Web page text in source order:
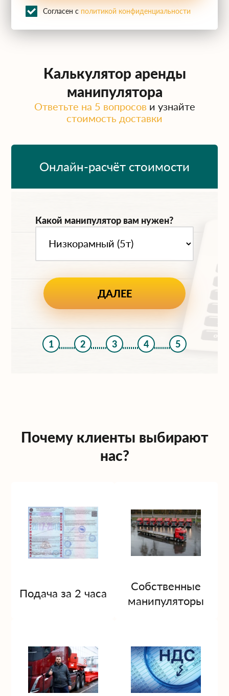
Согласен с политикой конфиденциальности
Калькулятор аренды
манипулятора
Ответьте на 5 вопросов и узнайте
стоимость доставки
Онлайн-расчёт стоимости
Какой манипулятор вам нужен?
1 2 3 4 5
Почему клиенты выбирают
нас?
Подача за 2 часа
Собственные
манипуляторы